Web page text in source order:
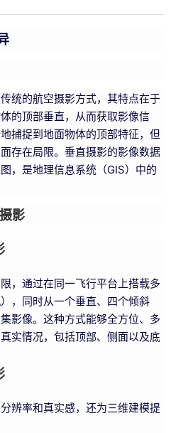
统的航空摄影方式，其特点在于
的顶部垂直，从而获取影像信
捕捉到地面物体的顶部特征，但
存在局限。垂直摄影的影像数据
，是地理信息系统（GIS）中的
影
，通过在同一飞行平台上搭载多
，同时从一个垂直、四个倾斜
影像。这种方式能够全方位、多
实情况，包括顶部、侧面以及底
辨率和真实感，还为三维建模提